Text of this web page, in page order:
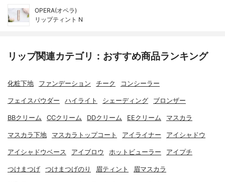
OPERA(オペラ)
リップティント N
リップ関連カテゴリ：おすすめ商品ランキング
化粧下地 ファンデーション チーク コンシーラー
フェイスパウダー ハイライト シェーディング ブロンザー
BBクリーム CCクリーム DDクリーム EEクリーム マスカラ
マスカラ下地 マスカラトップコート アイライナー アイシャドウ
アイシャドウベース アイブロウ ホットビューラー アイプチ
つけまつげ つけまつげのり 眉ティント 眉マスカラ